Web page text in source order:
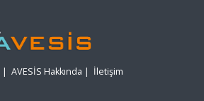
| AVESİS Hakkında | İletişim